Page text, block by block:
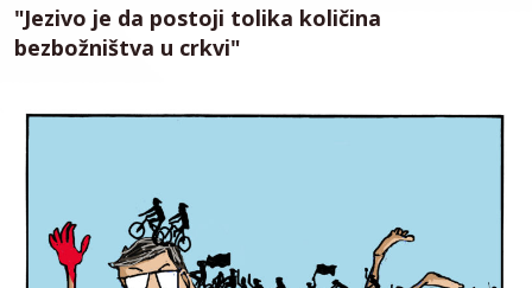
"Jezivo je da postoji tolika količina
bezbožništva u crkvi"